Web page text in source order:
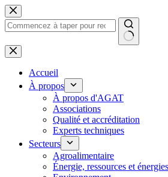
Passer
au
contenu
Aucun
résultat
Accueil
À propos
À propos d'AGAT
Associations
Qualité et accréditation
Experts techniques
Secteurs
Agroalimentaire
Énergie, ressources et